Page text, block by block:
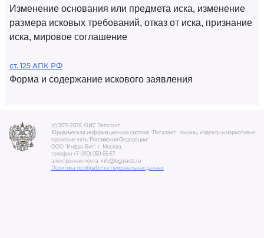
Изменение основания или предмета иска, изменение
размера исковых требований, отказ от иска, признание
иска, мировое соглашение
ст. 125 АПК РФ
Форма и содержание искового заявления
(c) 2015-2026 ЮИС Легалакт
Юридическая информационная система "Легалакт - законы, кодексы и нормативно-
правовые акты Российской Федерации"
ООО "Инфра-Бит", г. Москва.
телефон +7 (910) 050-65-67
электронная почта: info@legalacts.ru
Политика по обработке персональных данных